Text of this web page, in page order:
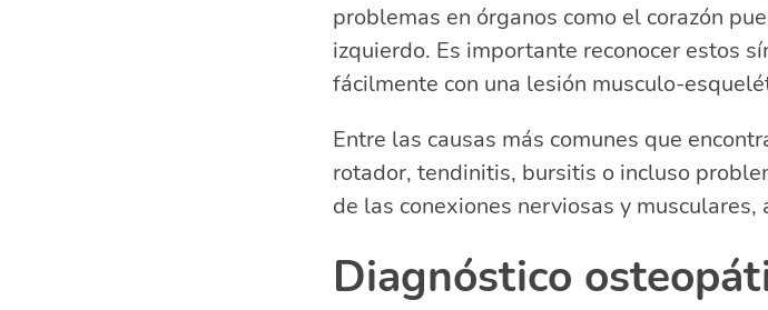
problemas en órganos como el corazón
izquierdo. Es importante reconocer estos
fácilmente con una lesión musculo-
Entre las causas más comunes que
rotador, tendinitis, bursitis o incluso
de las conexiones nerviosas y musculares,
Diagnóstico